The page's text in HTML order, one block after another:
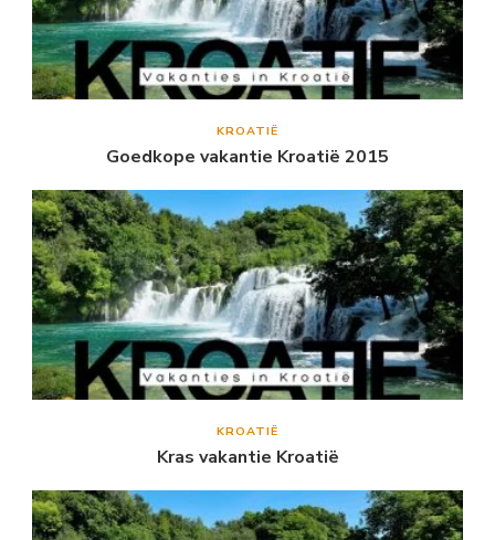
KROATIË
Goedkope vakantie Kroatië 2015
KROATIË
Kras vakantie Kroatië